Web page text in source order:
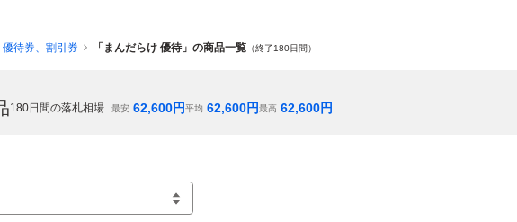
優待券、割引券 「まんだらけ 優待」の商品一覧 （終了180日間）
180日間の落札相場 最安 62,600円平均 62,600円最高 62,600円